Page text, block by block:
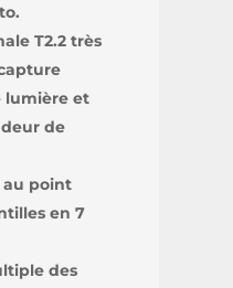
T2.2 très
lumière et
de
au point
en 7
des